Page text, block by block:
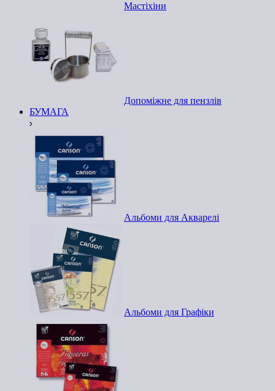
Мастіхіни
Допоміжне для пензлів
БУМАГА
Альбоми для Акварелі
Альбоми для Графіки